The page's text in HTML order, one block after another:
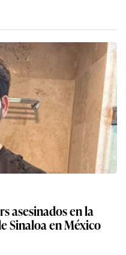
asesinados en la
Sinaloa en México